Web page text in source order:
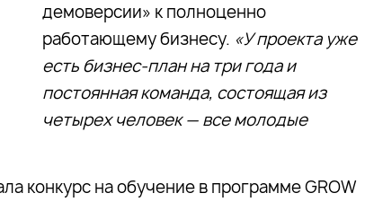
демоверсии» к полноценно
работающему бизнесу. «У проекта уже
есть бизнес-план на три года и
постоянная команда, состоящая из
четырех человек — все молодые
конкурс на обучение в программе GROW